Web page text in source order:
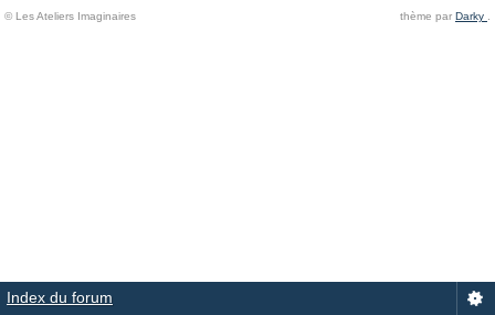
© Les Ateliers Imaginaires thème par Darky
Index du forum